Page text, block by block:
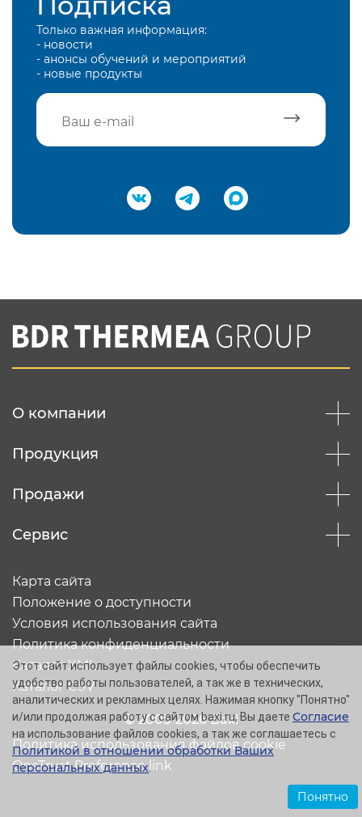
Только важная информация:
- новости
- анонсы обучений и мероприятий
- новые продукты
Подтвердить e-mail
Вы соглашаетесь с нашей политикой
конфеденциальности
О компании
Продукция
Продажи
Сервис
© 2005-2026 Baxi
Карта сайта
Положение о доступности
Условия использования сайта
Политика конфиденциальности
Каталог XML
Каталог CSV
Политика использования файлов cookie
OneTrust Preference link
Этот сайт использует файлы cookies, чтобы обеспечить
удобство работы пользователей, а так же в технических,
аналитических и рекламных целях. Нажимая кнопку "Понятно"
и/или продолжая работу с сайтом baxi.ru, Вы даете Согласие
на использование файлов cookies, а так же соглашаетесь с
Политикой в отношении обработки Ваших
персональных данных.
Понятно